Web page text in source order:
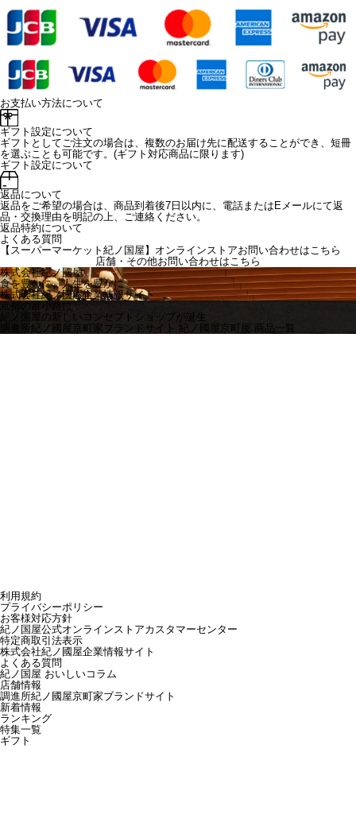
お支払い方法について
ギフト設定について
ギフトとしてご注文の場合は、複数のお届け先に配送することができ、短冊
を選ぶことも可能です。(ギフト対応商品に限ります)
ギフト設定について
返品について
返品をご希望の場合は、商品到着後7日以内に、電話またはEメールにて返
品・交換理由を明記の上、ご連絡ください。
返品特約について
よくある質問
【スーパーマーケット紀ノ国屋】オンラインストアお問い合わせはこちら
店舗・その他お問い合わせは こちら
株式会社紀ノ國屋
食を豊かに、人生を豊かに
株式会社紀ノ國屋企業情報サイト
京都の富小路に
紀ノ国屋の新しいコンセプトショップが誕生
調進所紀ノ國屋京町家ブランドサイト 紀ノ國屋京町屋 商品一覧
利用規約
プライバシーポリシー
お客様対応方針
紀ノ国屋公式オンラインストアカスタマーセンター
特定商取引法表示
株式会社紀ノ國屋企業情報サイト
よくある質問
紀ノ国屋 おいしいコラム
店舗情報
調進所紀ノ國屋京町家ブランドサイト
新着情報
ランキング
特集一覧
ギフト